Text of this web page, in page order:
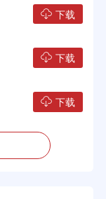
下载
下载
下载